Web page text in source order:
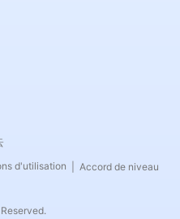
d'utilisation
Accord de niveau